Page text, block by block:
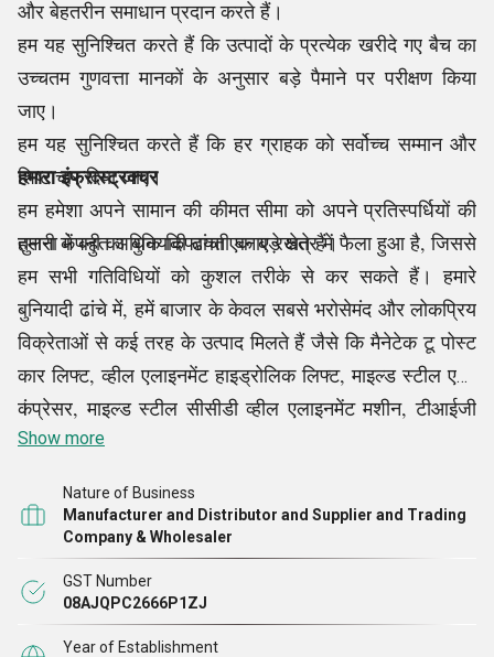
और बेहतरीन समाधान प्रदान करते हैं।
हम यह सुनिश्चित करते हैं कि उत्पादों के प्रत्येक खरीदे गए बैच का
उच्चतम गुणवत्ता मानकों के अनुसार बड़े पैमाने पर परीक्षण किया
जाए।
हम यह सुनिश्चित करते हैं कि हर ग्राहक को सर्वोच्च सम्मान और
शिष्टाचार दिया जाए।
हम हमेशा अपने सामान की कीमत सीमा को अपने प्रतिस्पर्धियों की
तुलना में बहुत अधिक किफायती बनाए रखते हैं।
हमारा इंफ्रास्ट्रक्चर
हमारी कंपनी का बुनियादी ढांचा एक बड़े क्षेत्र में फैला हुआ है, जिससे
हम सभी गतिविधियों को कुशल तरीके से कर सकते हैं। हमारे
बुनियादी ढांचे में, हमें बाजार के केवल सबसे भरोसेमंद और लोकप्रिय
विक्रेताओं से कई तरह के उत्पाद मिलते हैं जैसे कि मैनेटेक टू पोस्ट
कार लिफ्ट, व्हील एलाइनमेंट हाइड्रोलिक लिफ्ट, माइल्ड स्टील एयर
कंप्रेसर, माइल्ड स्टील सीसीडी व्हील एलाइनमेंट मशीन, टीआईजी
मल्टीप्रोसेस वेल्डिंग मशीन, एयर फिल्टर रेगुलेटर लुब्रिकेटर, और
हैं, तो हम उच्चतम गुणवत्ता मानदंडों के अनुसार उन सभी का इन-
हाउस परीक्षण करते हैं। हमारे पास विशेषज्ञों की एक टीम है जो सभी
ढांचागत कार्यों को निर्बाध रूप से प्रबंधित करती है। इसके अलावा,
हमारे बुनियादी ढांचे से, हम ग्राहकों को तुरंत ऑर्डर देते हैं
।
Show more
Nature of Business
Manufacturer and Distributor and Supplier and Trading
Company & Wholesaler
GST Number
08AJQPC2666P1ZJ
Year of Establishment